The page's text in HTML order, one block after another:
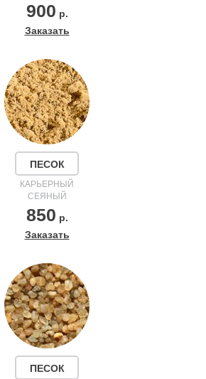
900 р.
Заказать
ПЕСОК
КАРЬЕРНЫЙ
СЕЯНЫЙ
850 р.
Заказать
ПЕСОК